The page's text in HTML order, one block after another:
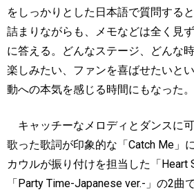
をしっかりとした日本語で質問する
詰まりながらも、メモなどは全く見
に答える。どんなステージ、どんな
楽しみたい、ファンを喜ばせたいと
動への本気を感じる時間にもなった。
キャッチーなメロディとダンスに
歌った歌詞が印象的な「Catch Me 」
カウルが振り付けを担当した「Heart
「Party Time-Japanese ver.- 」の2曲